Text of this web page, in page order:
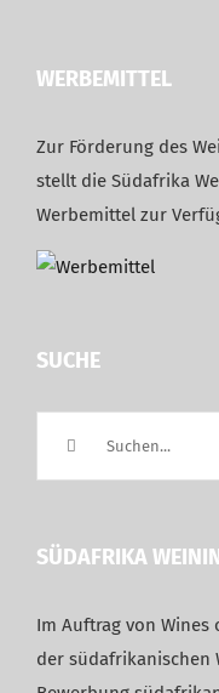
WERBEMITTEL
Zur Förderung des
stellt die Südafrika
Werbemittel zur
SUCHE
SÜDAFRIKA
Im Auftrag von
der südafrikanischen